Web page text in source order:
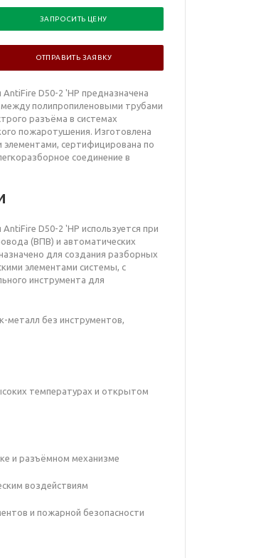
ЗАПРОСИТЬ ЦЕНУ
ОТПРАВИТЬ ЗАЯВКУ
D50-2 'НР предназначена
полипропиленовыми трубами
разъёма в системах
пожаротушения. Изготовлена
элементами, сертифицирована по
соединение в
AntiFire D50-2 'НР используется при
(ВПВ) и автоматических
для создания разборных
элементами системы, с
инструмента для
металл без инструментов,
температурах и открытом
и разъёмном механизме
воздействиям
и пожарной безопасности